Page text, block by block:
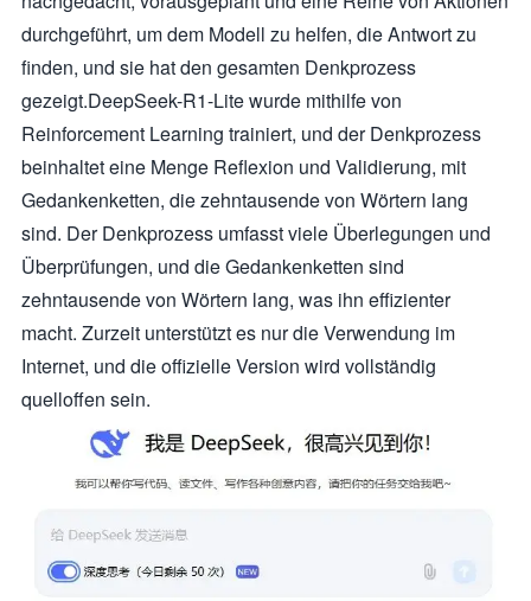
durchgeführt, um dem Modell zu helfen, die Antwort zu
finden, und sie hat den gesamten Denkprozess
gezeigt.DeepSeek-R1-Lite wurde mithilfe von
Reinforcement Learning trainiert, und der Denkprozess
beinhaltet eine Menge Reflexion und Validierung, mit
Gedankenketten, die zehntausende von Wörtern lang
sind. Der Denkprozess umfasst viele Überlegungen und
Überprüfungen, und die Gedankenketten sind
zehntausende von Wörtern lang, was ihn effizienter
macht. Zurzeit unterstützt es nur die Verwendung im
Internet, und die offizielle Version wird vollständig
quelloffen sein.